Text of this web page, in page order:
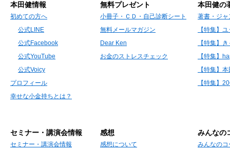
本田健情報
初めての方へ
公式LINE
公式Facebook
公式YouTube
公式Voicy
プロフィール
幸せな小金持ちとは？
無料プレゼント
小冊子・ＣＤ・自己診断シート
無料メールマガジン
Dear Ken
お金のストレスチェック
本田健の
著書・ジャ
【特集】
【特集】
【特集】
【特集】
【特集】
セミナー・講演会情報
セミナー・講演会情報
感想
感想について
みんなの
みんなの